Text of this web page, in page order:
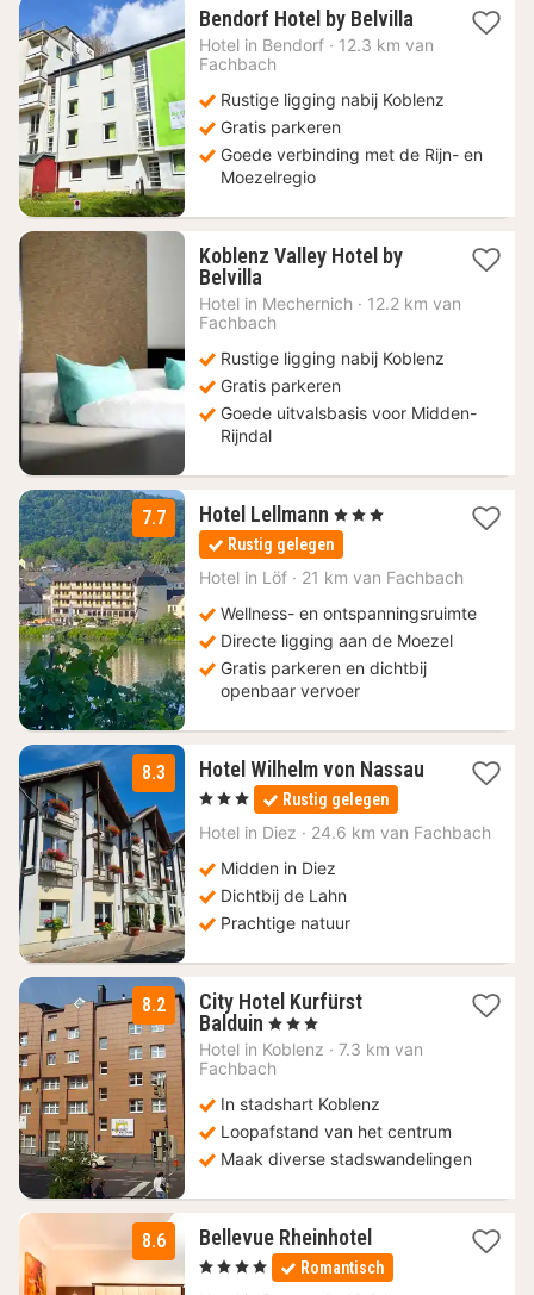
Bendorf Hotel by Belvilla2
nachten
€
Hotel in Bendorf · 12.3 km van
Fachbach
Rustige ligging nabij Koblenz
Gratis parkeren
Goede verbinding met de Rijn- en
Moezelregio
Koblenz Valley Hotel by
Belvilla2
nachten
vanaf
€
Hotel in Mechernich · 12.2 km van
Fachbach
Rustige ligging nabij Koblenz
Gratis parkeren
Goede uitvalsbasis voor Midden-
Rijndal
7.7 Hotel Lellmann 2
nachten
vanaf
169
, 3 Sterren
Rustig gelegen
Hotel in Löf · 21 km van Fachbach
Wellness- en ontspanningsruimte
Directe ligging aan de Moezel
Gratis parkeren en dichtbij
openbaar vervoer
8.3 Hotel Wilhelm von Nassau1
125
, 3 Sterren Rustig gelegen
Hotel in Diez · 24.6 km van Fachbach
Midden in Diez
Dichtbij de Lahn
Prachtige natuur
8.2
City Hotel Kurfürst
Balduin 1
nacht
vanaf
€
, 3 Sterren
Hotel in Koblenz · 7.3 km van
Fachbach
In stadshart Koblenz
Loopafstand van het centrum
Maak diverse stadswandelingen
8.6 Bellevue Rheinhotel1
nacht
vanaf
, 4 Sterren Romantisch